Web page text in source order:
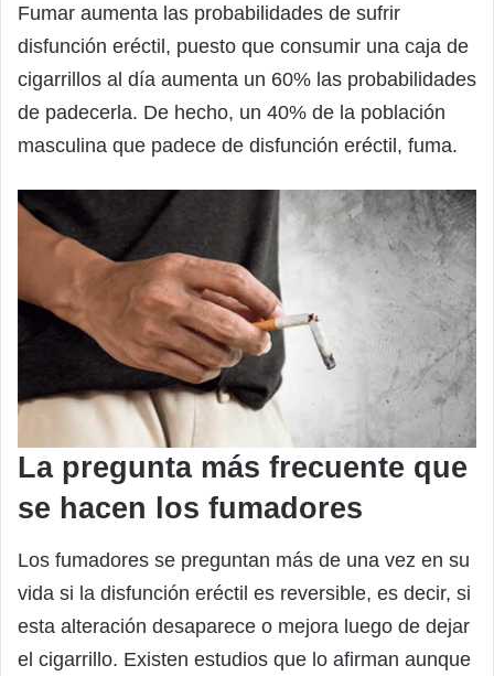
Fumar aumenta las probabilidades de sufrir
disfunción eréctil, puesto que consumir una caja de
cigarrillos al día aumenta un 60% las probabilidades
de padecerla. De hecho, un 40% de la población
masculina que padece de disfunción eréctil, fuma.
La pregunta más frecuente que
se hacen los fumadores
Los fumadores se preguntan más de una vez en su
vida si la disfunción eréctil es reversible, es decir, si
esta alteración desaparece o mejora luego de dejar
el cigarrillo. Existen estudios que lo afirman aunque